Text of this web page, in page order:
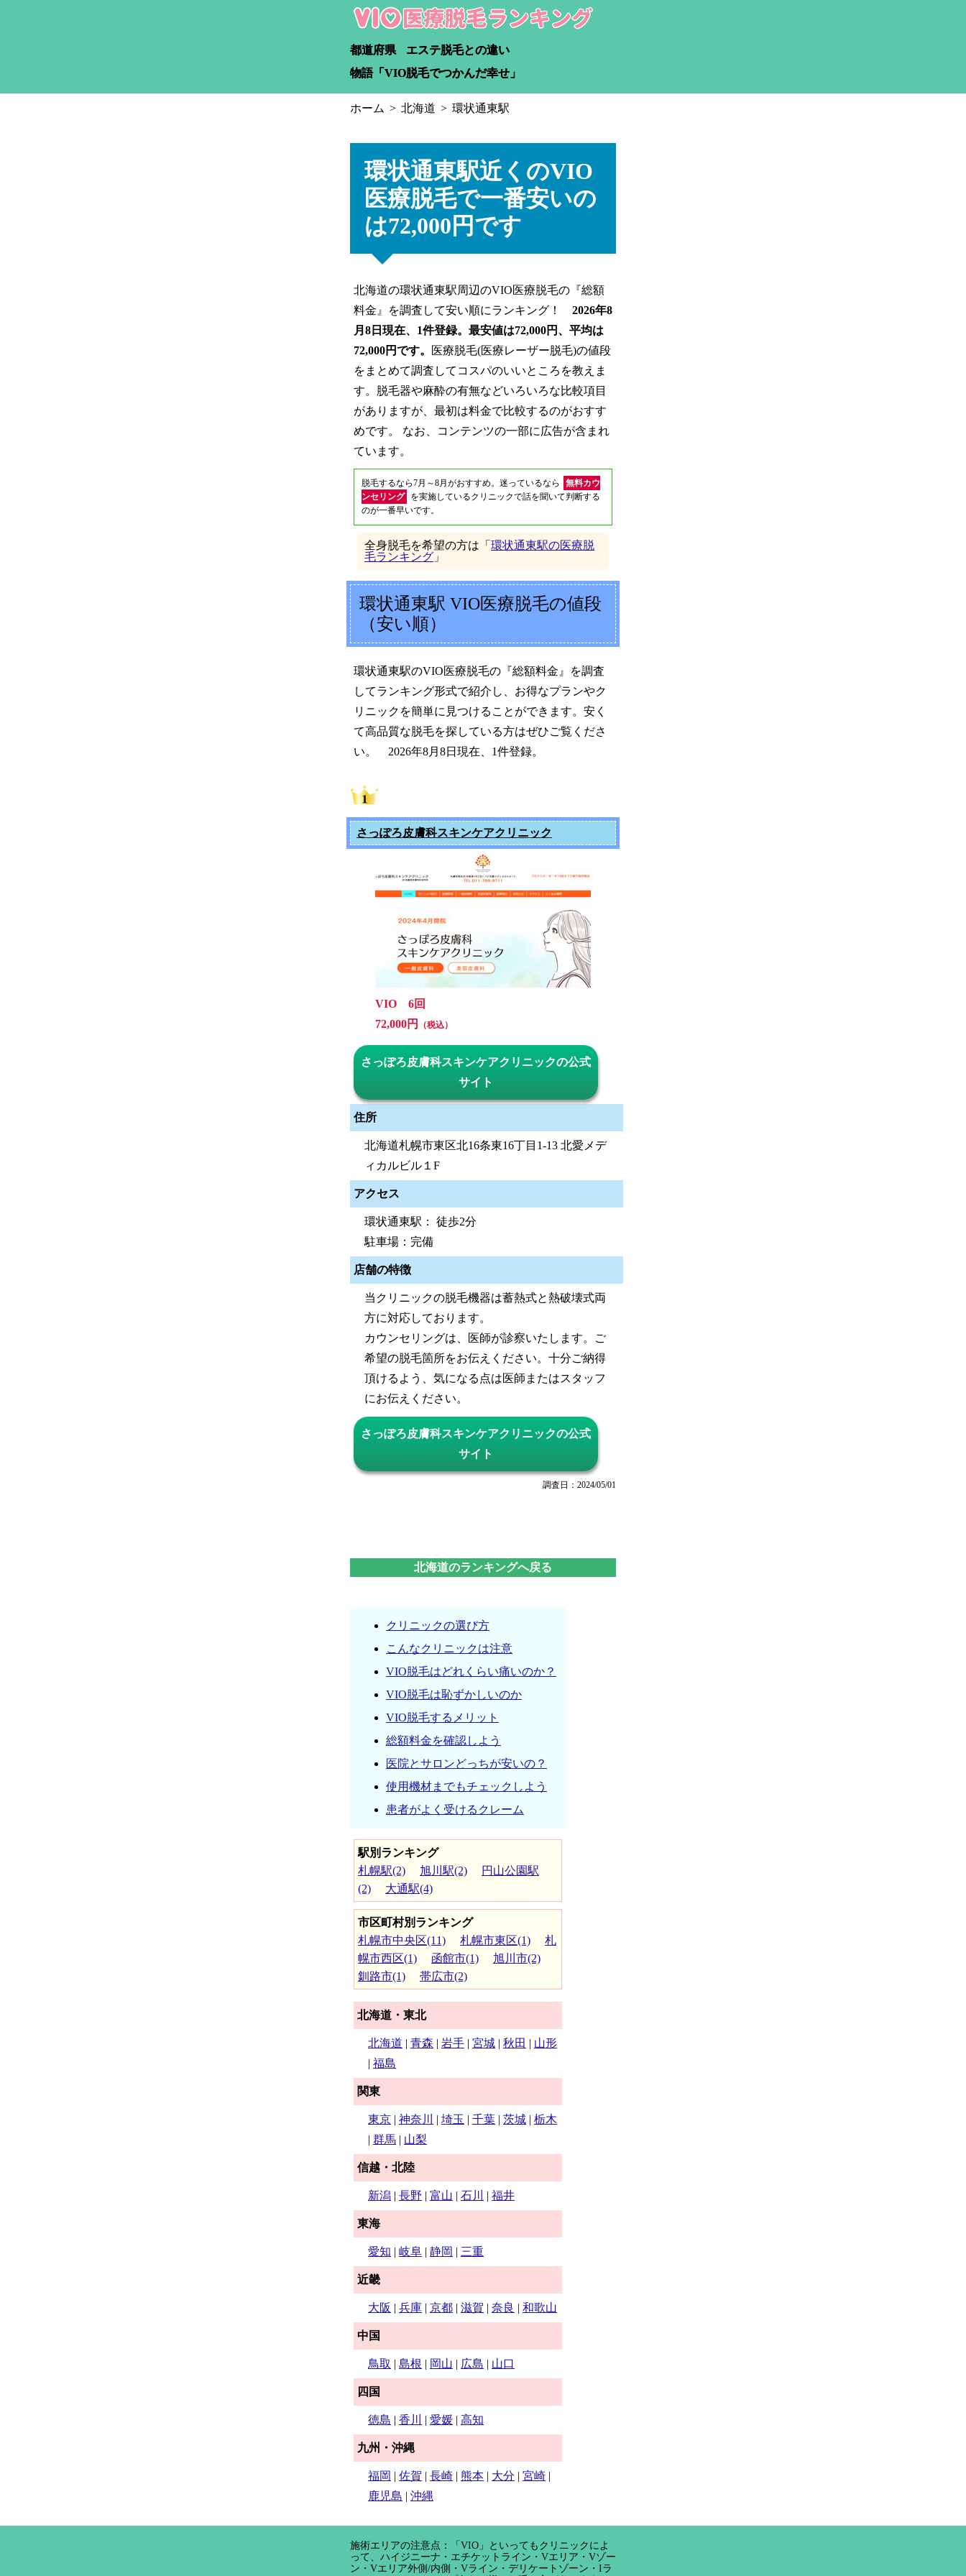
都道府県
エステ脱毛との違い
物語「VIO脱毛でつかんだ幸せ」
ホーム 北海道 環状通東駅
環状通東駅近くのVIO
医療脱毛で一番安いの
は72,000円です
北海道の環状通東駅周辺のVIO医療脱毛の『総額
料金』を調査して安い順にランキング！ 2026年8
月8日現在、1件登録。最安値は72,000円、平均は
72,000円です。
医療脱毛(医療レーザー脱毛)の値段
をまとめて調査してコスパのいいところを教えま
す。脱毛器や麻酔の有無などいろいろな比較項目
がありますが、最初は料金で比較するのがおすす
めです。 なお、コンテンツの一部に広告が含まれ
ています。
脱毛するなら7月～8月がおすすめ。迷っているなら
無料カウ
ンセリング
を実施しているクリニックで話を聞いて判断する
のが一番早いです。
全身脱毛を希望の方は「 環状通東駅の医療脱
毛ランキング 」
環状通東駅 VIO医療脱毛の値段
（安い順）
環状通東駅のVIO医療脱毛の『総額料金』を調査
してランキング形式で紹介し、お得なプランやク
リニックを簡単に見つけることができます。安く
て高品質な脱毛を探している方はぜひご覧くださ
い。 2026年8月8日現在、1件登録。
さっぽろ皮膚科スキンケアクリニック
VIO 6回
72,000円
（税込）
さっぽろ皮膚科スキンケアクリニックの公式
サイト
住所
北海道札幌市東区北16条東16丁目1-13 北愛メデ
ィカルビル１F
アクセス
環状通東駅： 徒歩2分
駐車場：完備
店舗の特徴
当クリニックの脱毛機器は蓄熱式と熱破壊式両
方に対応しております。
カウンセリングは、医師が診察いたします。ご
希望の脱毛箇所をお伝えください。十分ご納得
頂けるよう、気になる点は医師またはスタッフ
にお伝えください。
さっぽろ皮膚科スキンケアクリニックの公式
サイト
調査日：2024/05/01
北海道のランキングへ戻る
クリニックの選び方
こんなクリニックは注意
VIO脱毛はどれくらい痛いのか？
VIO脱毛は恥ずかしいのか
VIO脱毛するメリット
総額料金を確認しよう
医院とサロンどっちが安いの？
使用機材までもチェックしよう
患者がよく受けるクレーム
駅別ランキング
札幌駅(2)
旭川駅(2)
円山公園駅
(2)
大通駅(4)
市区町村別ランキング
札幌市中央区(11)
札幌市東区(1)
札
幌市西区(1)
函館市(1)
旭川市(2)
釧路市(1)
帯広市(2)
北海道・東北
北海道 | 青森 | 岩手 | 宮城 | 秋田 | 山形
| 福島
関東
東京 | 神奈川 | 埼玉 | 千葉 | 茨城 | 栃木
| 群馬 | 山梨
信越・北陸
新潟 | 長野 | 富山 | 石川 | 福井
東海
愛知 | 岐阜 | 静岡 | 三重
近畿
大阪 | 兵庫 | 京都 | 滋賀 | 奈良 | 和歌山
中国
鳥取 | 島根 | 岡山 | 広島 | 山口
四国
徳島 | 香川 | 愛媛 | 高知
九州・沖縄
福岡 | 佐賀 | 長崎 | 熊本 | 大分 | 宮崎 |
鹿児島 | 沖縄
施術エリアの注意点：「VIO」といってもクリニックによ
って、ハイジニーナ・エチケットライン・Vエリア・Vゾー
ン・Vエリア外側/内側・Vライン・デリケートゾーン・Iラ